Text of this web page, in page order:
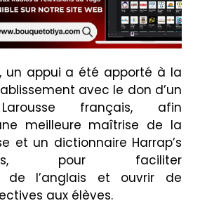
un appui a été apporté à la
avec le don d’un
français, afin
meilleure maîtrise de la
et un dictionnaire Harrap’s
pour faciliter
de l’anglais et ouvrir de
aux élèves.